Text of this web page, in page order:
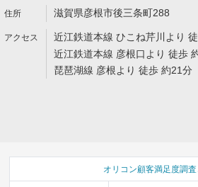
滋賀県彦根市後三条町288
近江鉄道本線 ひこね芹川より
近江鉄道本線 彦根口より 徒歩
琵琶湖線 彦根より 徒歩 約21分
オリコン顧客満足度調査